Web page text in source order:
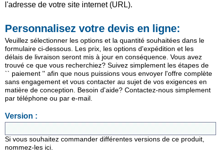
l'adresse de votre site internet (URL).
Personnalisez votre devis en ligne:
Veuillez sélectionner les options et la quantité souhaitées dans le
formulaire ci-dessous. Les prix, les options d'expédition et les
délais de livraison seront mis à jour en conséquence. Vous avez
trouvé ce que vous recherchiez? Suivez simplement les étapes de
`` paiement '' afin que nous puissions vous envoyer l'offre complète
sans engagement et vous contacter au sujet de vos exigences en
matière de conception. Besoin d'aide? Contactez-nous simplement
par téléphone ou par e-mail.
Version :
Si vous souhaitez commander différentes versions de ce produit,
nommez-les ici.